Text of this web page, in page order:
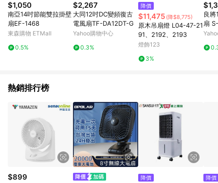
$1,050
南亞14吋節能雙拉掛壁
扇EF-1468
東森購物 ETMall
0.5%
$2,267
大同12吋DC變頻復古
電風扇TF-DA12DT-G
Yahoo購物中心
0.3%
降價
$11,475 (降$8,775)
原木吊扇燈 L04-47-21
91、2192、2193
燈飾123
3%
良
扇
熱銷排行榜
$899 降價 降價